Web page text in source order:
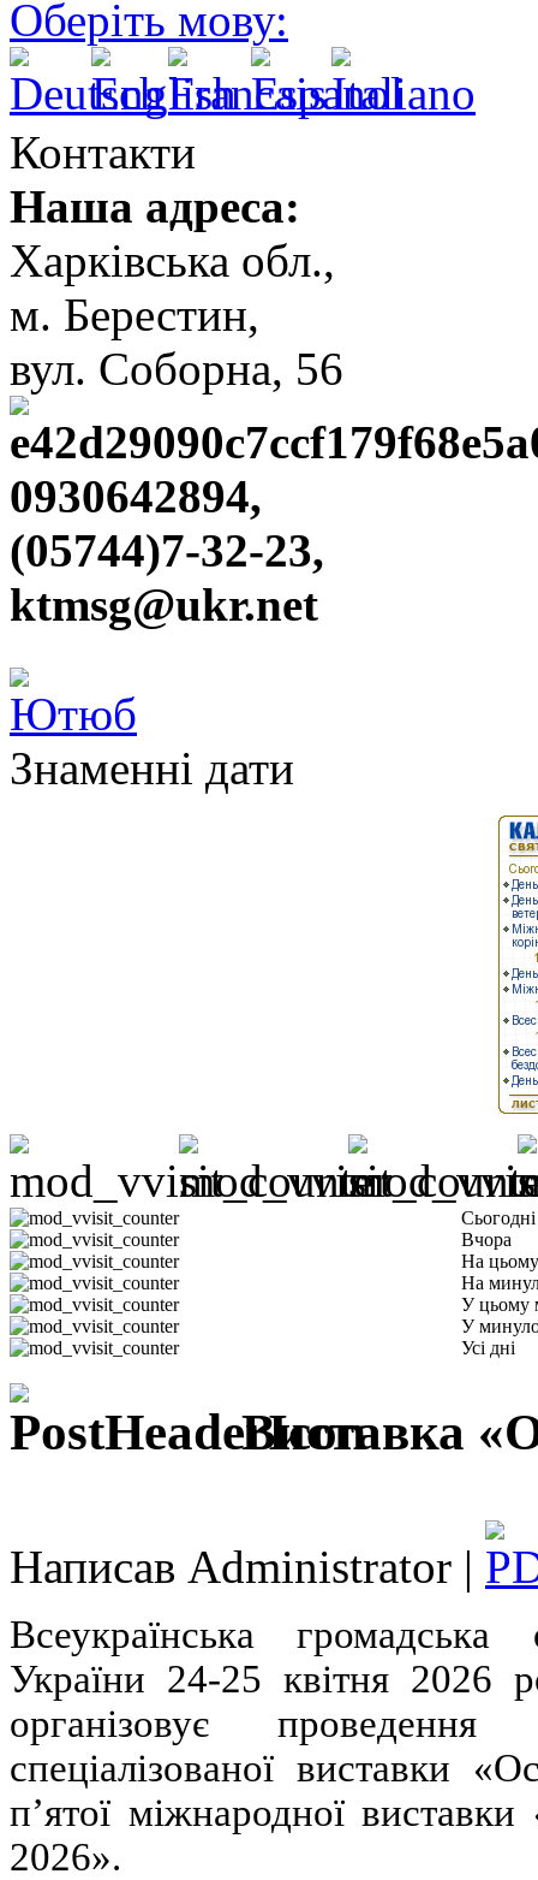
Оберіть мову:
Контакти
Наша адреса:
Харківська обл.,
м. Берестин,
вул. Cоборна, 56
0930642894,
(05744)7-32-23,
ktmsg@ukr.net
Знаменні дати
Сьогодні
Вчора
На
На
У цьому
У
Усі дні
Виставка
Написав Administrator |
Всеукраїнська громадська
України 24-25 квітня 2026
організовує
спеціалізованої виставки
п’ятої міжнародної
2026».